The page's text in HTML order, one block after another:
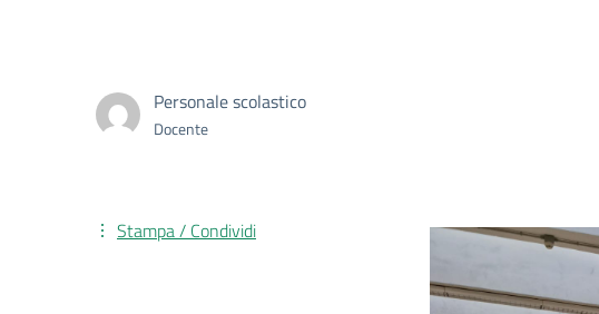
Personale scolastico
Docente
Stampa / Condividi